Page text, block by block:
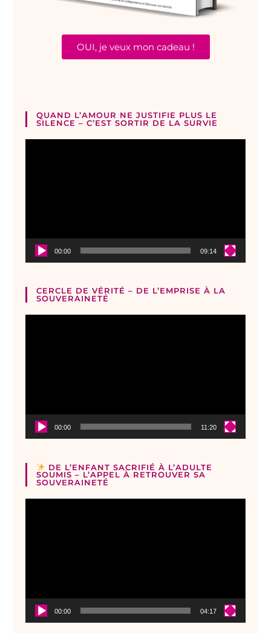
OUI, je veux mon cadeau !
QUAND L’AMOUR NE JUSTIFIE PLUS LE
SILENCE – C’EST SORTIR DE LA SURVIE
00:00 09:14
CERCLE DE VÉRITÉ – DE L’EMPRISE À LA
SOUVERAINETÉ
00:00 11:20
DE L’ENFANT SACRIFIÉ À L’ADULTE
SOUMIS – L’APPEL À RETROUVER SA
SOUVERAINETÉ
00:00 04:17